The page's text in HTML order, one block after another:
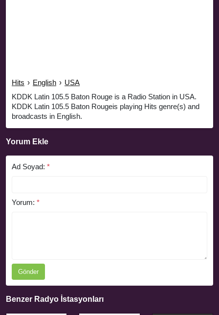
Hits › English › USA
KDDK Latin 105.5 Baton Rouge is a Radio Station in USA.
KDDK Latin 105.5 Baton Rougeis playing Hits genre(s) and
broadcasts in English.
Yorum Ekle
Ad Soyad: *
Yorum: *
Gönder
Benzer Radyo İstasyonları